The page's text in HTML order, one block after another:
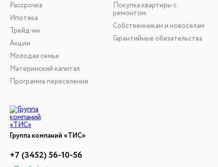
Группа компаний «ТИС»
+7 (3452) 56-10-56
Рассрочка
Ипотека
Трейд-ин
Акции
Молодая семья
Материнский капитал
Программа переселения
Покупка квартиры с
ремонтом
Собственникам и новоселам
Гарантийные обязательства